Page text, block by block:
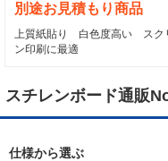
別途お見積もり商品
上質紙貼り 白色度高い スク
ン印刷に最適
スチレンボード通販
仕様から選ぶ